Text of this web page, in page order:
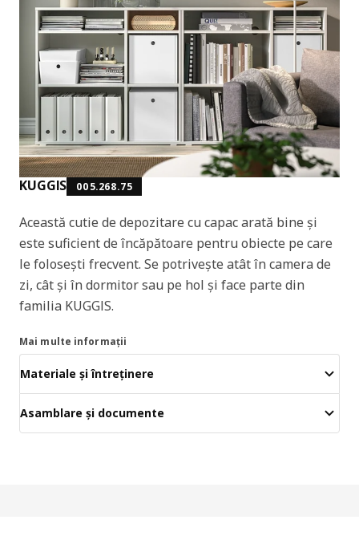
KUGGIS 005.268.75
Această cutie de depozitare cu capac arată bine și
este suficient de încăpătoare pentru obiecte pe care
le folosești frecvent. Se potrivește atât în camera de
zi, cât și în dormitor sau pe hol și face parte din
familia KUGGIS.
Mai multe informații
Materiale și întreținere
Asamblare și documente